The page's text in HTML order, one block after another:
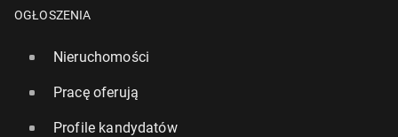
OGŁOSZENIA
Nieruchomości
Pracę oferują
Profile kandydatów